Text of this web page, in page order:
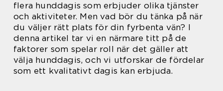
flera hunddagis som erbjuder olika tjänster
och aktiviteter. Men vad bör du tänka på när
du väljer rätt plats för din fyrbenta vän? I
denna artikel tar vi en närmare titt på de
faktorer som spelar roll när det gäller att
välja hunddagis, och vi utforskar de fördelar
som ett kvalitativt dagis kan erbjuda.